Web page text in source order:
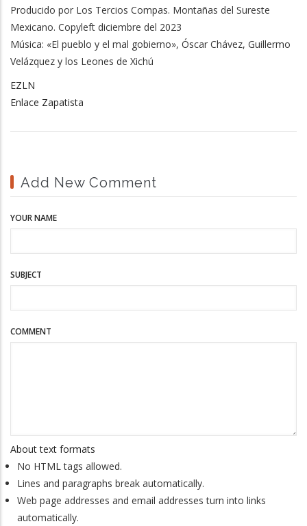
Producido por Los Tercios Compas. Montañas del Sureste
Mexicano. Copyleft diciembre del 2023
Música: «El pueblo y el mal gobierno», Óscar Chávez, Guillermo
Velázquez y los Leones de Xichú
EZLN
Enlace Zapatista
Add New Comment
YOUR NAME
SUBJECT
COMMENT
About text formats
No HTML tags allowed.
Lines and paragraphs break automatically.
Web page addresses and email addresses turn into links
automatically.